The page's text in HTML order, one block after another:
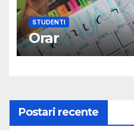
STUDENTI
Orar
Postari recente